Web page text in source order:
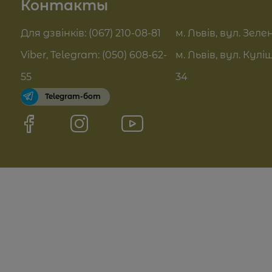
Актуальні знижки
Pro Age догляд
Договор оферты
Контакты
Для дзвінків: (067) 210-08-81
Viber, Telegram: (050) 608-62-
55
Telegram-бот
м. Львів, вул.
м. Львів, вул.
34